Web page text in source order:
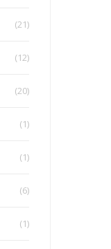
(21)
(12)
(20)
(1)
(1)
(6)
(1)